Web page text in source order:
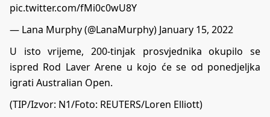
pic.twitter.com/fMi0c0wU8Y
— Lana Murphy (@LanaMurphy) January 15, 2022
U isto vrijeme, 200-tinjak prosvjednika okupilo se
ispred Rod Laver Arene u kojo će se od ponedjeljka
igrati Australian Open.
(TIP/Izvor: N1/Foto: REUTERS/Loren Elliott)